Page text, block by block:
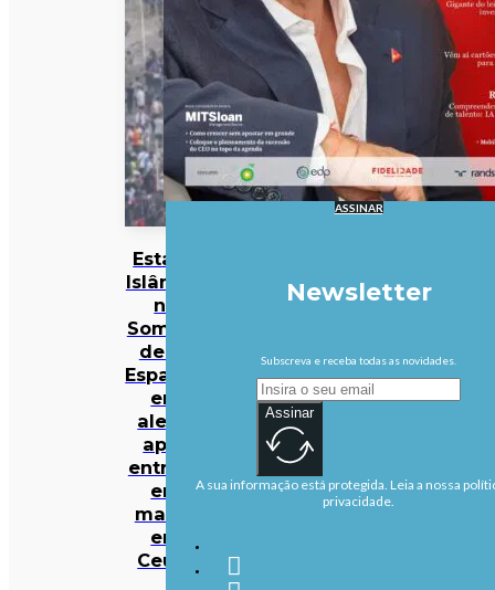
Estado
Islâmico
na
Somália
deixa
Espanha
em
alerta
após
entrada
em
massa
em
Ceuta
ASSINAR
Newsletter
Subscreva e receba todas as novidades.
Assinar
A sua informação está protegida. Leia a nossa
privacidade.